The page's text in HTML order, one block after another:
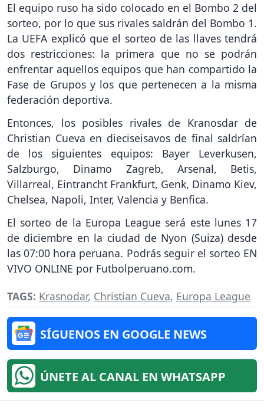
El equipo ruso ha sido colocado en el Bombo 2 del
sorteo, por lo que sus rivales saldrán del Bombo 1.
La UEFA explicó que el sorteo de las llaves tendrá
dos restricciones: la primera que no se podrán
enfrentar aquellos equipos que han compartido la
Fase de Grupos y los que pertenecen a la misma
federación deportiva.
Entonces, los posibles rivales de Kranosdar de
Christian Cueva en dieciseisavos de final saldrían
de los siguientes equipos: Bayer Leverkusen,
Salzburgo, Dinamo Zagreb, Arsenal, Betis,
Villarreal, Eintrancht Frankfurt, Genk, Dinamo Kiev,
Chelsea, Napoli, Inter, Valencia y Benfica.
El sorteo de la Europa League será este lunes 17
de diciembre en la ciudad de Nyon (Suiza) desde
las 07:00 hora peruana. Podrás seguir el sorteo EN
VIVO ONLINE por Futbolperuano.com.
TAGS: Krasnodar, Christian Cueva, Europa League
SÍGUENOS EN GOOGLE NEWS
ÚNETE AL CANAL EN WHATSAPP